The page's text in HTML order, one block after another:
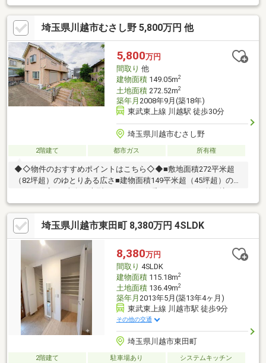
地良い多用途に便利な和室■湿気がこもりにくく、カビの生えに
くい窓付きの浴室
埼玉県川越市むさし野 5,800万円 他
5,800万円
間取り 他
建物面積149.05m2
土地面積272.52m2
築年月 2008年9月(築18年)
東武東上線 川越駅 徒歩30分
埼玉県川越市むさし野
2階建て 都市ガス 所有権
◆◇物件のおすすめポイントはこちら◇◆■敷地面積272平米超
（82坪超）のゆとりある広さ■建物面積149平米超（45坪超）のゆ
間取り設計■全室6帖以上、5LDKK+Sの間取り設計■1階部分、暖
かな陽ざしが差し込む和室2部屋（約8帖・約6帖）■各所各室に収
納空間を配した間取り設計■小学校、幼稚園、保育園が徒歩圏
内、子育て世代も安心の住環境
埼玉県川越市東田町 8,380万円 4SLDK
8,380万円
間取り 4SLDK
建物面積115.18m2
土地面積136.49m2
築年月 2013年5月(築13年4ヶ月)
東武東上線 川越市駅 徒歩9分
その他の交通
埼玉県川越市東田町
2階建て 駐車場あり
システムキッチン